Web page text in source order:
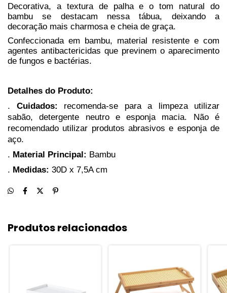
Decorativa, a textura de palha e o tom natural do
bambu se destacam nessa tábua, deixando a
decoração mais charmosa e cheia de graça.
Confeccionada em bambu, material resistente e com
agentes antibactericidas que previnem o aparecimento
de fungos e bactérias.
Detalhes do Produto:
. Cuidados: recomenda-se para a limpeza utilizar
sabão, detergente neutro e esponja macia. Não é
recomendado utilizar produtos abrasivos e esponja de
aço.
. Material Principal: Bambu
. Medidas: 30D x 7,5A cm
Produtos relacionados